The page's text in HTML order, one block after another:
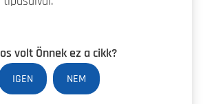
volt Önnek ez a cikk?
IGEN NEM